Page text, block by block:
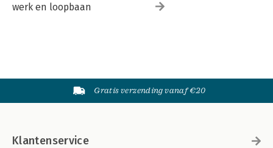
werk en loopbaan
Gratis verzending vanaf €20
Klantenservice